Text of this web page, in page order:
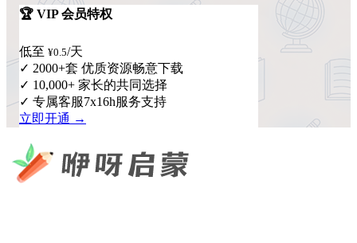
🏆 VIP 会员特权
低至 ¥0.5/天
✓ 2000+套 优质资源畅意下载
✓ 10,000+ 家长的共同选择
✓ 专属客服7x16h服务支持
立即开通 →